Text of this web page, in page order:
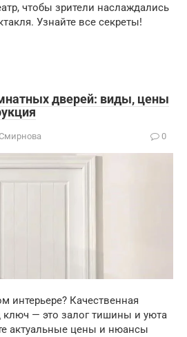
чтобы зрители наслаждались
Узнайте все секреты!
дверей: виды, цены
0
интерьере? Качественная
ключ — это залог тишины и уюта
актуальные цены и нюансы